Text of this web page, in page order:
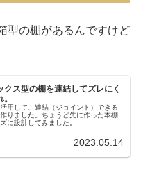
型の棚があるんですけど
クス型の棚を連結してズレにく
用して、連結（ジョイント）できる
りました。ちょうど先に作った本棚
に設計してみました。
2023.05.14